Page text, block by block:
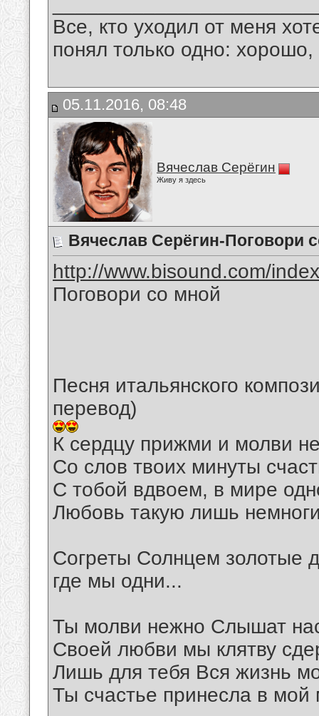
Все, кто уходил от меня
понял только одно:
05.11.2016, 08:48
Вячеслав Серёгин
Живу я здесь
Вячеслав Серёгин-Поговори
http://www.bisound.com/
Поговори со мной
Песня итальянского
перевод)
К сердцу прижми и молви
Со слов твоих минуты
С тобой вдвоем, в мире
Любовь такую лишь
Согреты Солнцем золотые
где мы одни...
Ты молви нежно Слышат
Своей любви мы клятву
Лишь для тебя Вся жизнь
Ты счастье принесла в